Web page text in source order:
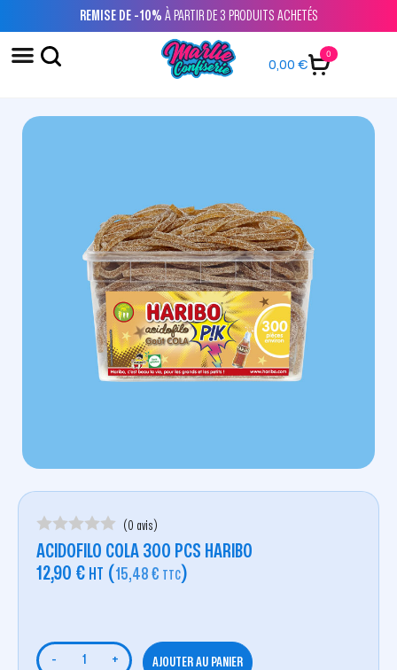
REMISE DE -10% À PARTIR DE 3 PRODUITS ACHETÉS
0,00€
0
(0 avis)
ACIDOFILO COLA 300 PCS HARIBO
12,90 € HT (15,48 € TTC)
- + AJOUTER AU PANIER